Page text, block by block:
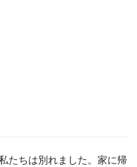
たちは別れました。家に帰